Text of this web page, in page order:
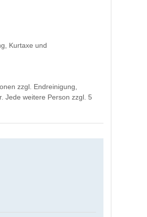
Kurtaxe und
zzgl. Endreinigung,
Jede weitere Person zzgl. 5